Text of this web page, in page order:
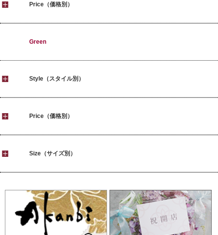
Price（価格別）
Green
Style（スタイル別）
Price（価格別）
Size（サイズ別）